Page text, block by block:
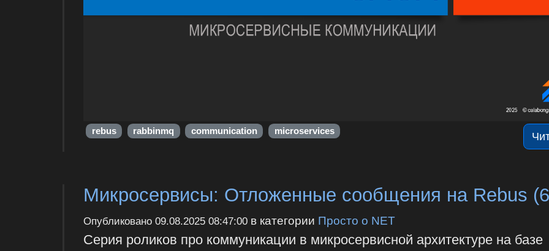
rebus rabbinmq communication microservices
Микросервисы: Отложенные сообщения на Rebus
Опубликовано 09.08.2025 08:47:00в категории Просто о NET
Серия роликов про коммуникации в микросервисной архитектуре на базе